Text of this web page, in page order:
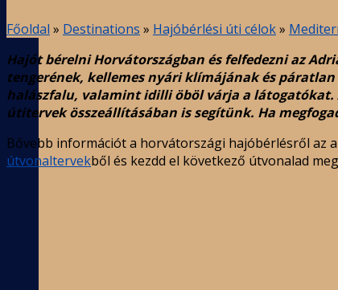
Főoldal » Destinations » Hajóbérlési úti célok»
Hajót bérelni Horvátországban és felfedezni az
tengerének, kellemes nyári klímájának és
halászfalu, valamint idilli öböl várja a látogatókat.
útitervek összeállításában is segítünk. Ha
Bővebb információt a horvátországi hajóbérlésről az
útvonaltervekből és kezdd el következő útvonalad